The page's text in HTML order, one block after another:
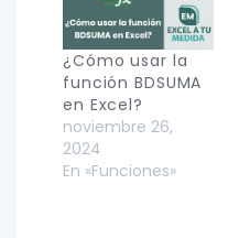
¿Cómo usar la
función BDSUMA
en Excel?
noviembre 26,
2024
En «Funciones»